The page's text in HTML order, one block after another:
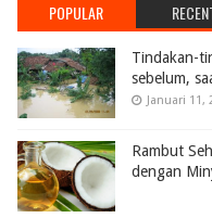
POPULAR
Tindakan-
sebelum,
Januari 11,
Rambut
dengan